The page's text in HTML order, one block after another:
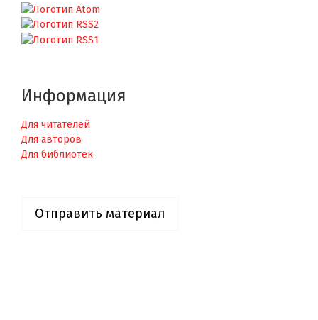
Информация
Для читателей
Для авторов
Для библиотек
Отправить материал